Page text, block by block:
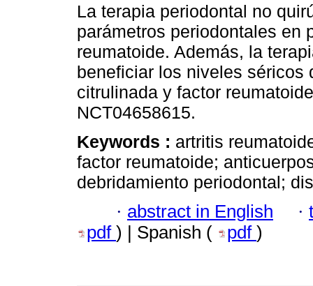
La terapia periodontal no
parámetros periodontales en
reumatoide. Además, la
beneficiar los niveles séricos
citrulinada y factor
NCT04658615.
Keywords : artritis
factor reumatoide;
debridamiento periodontal;
· abstract in English ·
pdf ) | Spanish ( pdf )